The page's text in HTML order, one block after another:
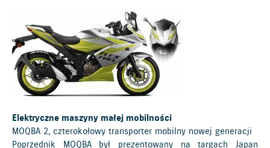
Elektryczne maszyny małej mobilności
MOQBA 2, czterokołowy transporter mobilny nowej generacji
Poprzednik MOQBA był prezentowany na targach Japan